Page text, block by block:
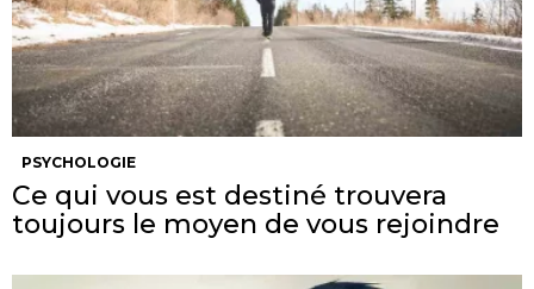
PSYCHOLOGIE
Ce qui vous est destiné trouvera
toujours le moyen de vous rejoindre